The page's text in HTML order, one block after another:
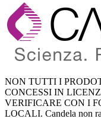
NON TUTTI I
CONCESSI IN
VERIFICARE CON I
LOCALI. Candela non